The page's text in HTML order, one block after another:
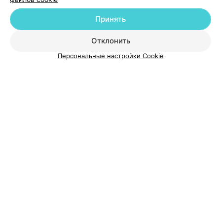
Добавить компанию
Отклонить
Принять
Персональные настройки Cookie